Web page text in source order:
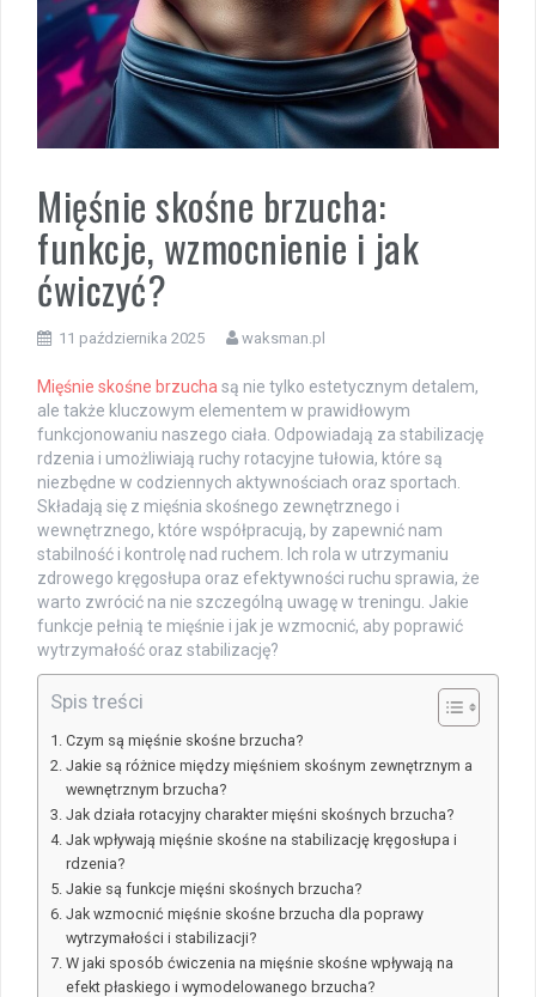
Mięśnie skośne brzucha:
funkcje, wzmocnienie i jak
ćwiczyć?
11 października 2025 waksman.pl
Mięśnie skośne brzucha są nie tylko estetycznym detalem,
ale także kluczowym elementem w prawidłowym
funkcjonowaniu naszego ciała. Odpowiadają za stabilizację
rdzenia i umożliwiają ruchy rotacyjne tułowia, które są
niezbędne w codziennych aktywnościach oraz sportach.
Składają się z mięśnia skośnego zewnętrznego i
wewnętrznego, które współpracują, by zapewnić nam
stabilność i kontrolę nad ruchem. Ich rola w utrzymaniu
zdrowego kręgosłupa oraz efektywności ruchu sprawia, że
warto zwrócić na nie szczególną uwagę w treningu. Jakie
funkcje pełnią te mięśnie i jak je wzmocnić, aby poprawić
wytrzymałość oraz stabilizację?
Spis treści
Czym są mięśnie skośne brzucha?
Jakie są różnice między mięśniem skośnym zewnętrznym a
wewnętrznym brzucha?
Jak działa rotacyjny charakter mięśni skośnych brzucha?
Jak wpływają mięśnie skośne na stabilizację kręgosłupa i
rdzenia?
Jakie są funkcje mięśni skośnych brzucha?
Jak wzmocnić mięśnie skośne brzucha dla poprawy
wytrzymałości i stabilizacji?
W jaki sposób ćwiczenia na mięśnie skośne wpływają na
efekt płaskiego i wymodelowanego brzucha?